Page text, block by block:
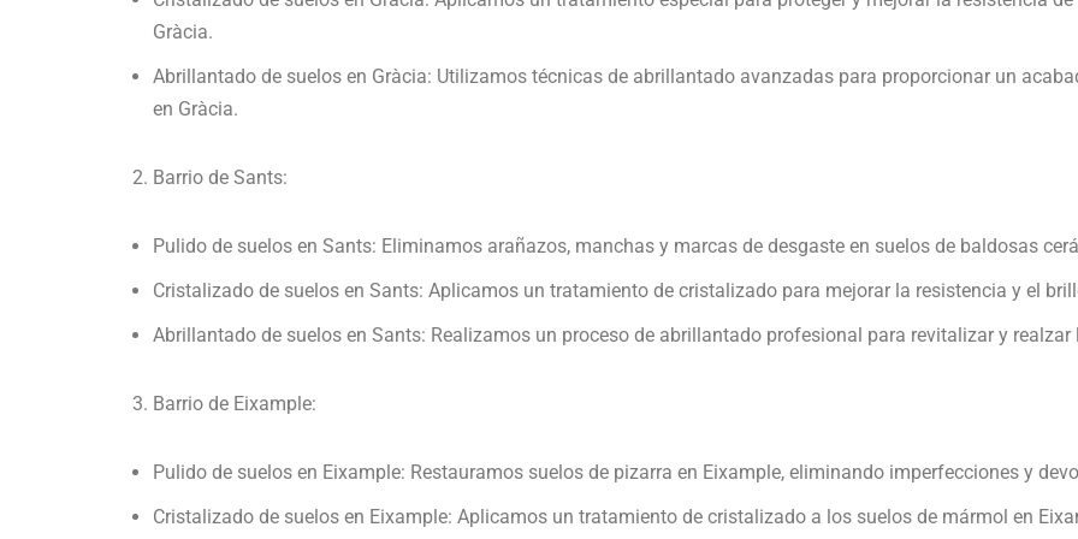
Gràcia.
Abrillantado de suelos en Gràcia: Utilizamos técnicas de abrillantado avanzadas para proporcionar un
en Gràcia.
Barrio de Sants:
Pulido de suelos en Sants: Eliminamos arañazos, manchas y marcas de desgaste en suelos de baldosas
Cristalizado de suelos en Sants: Aplicamos un tratamiento de cristalizado para mejorar la resistencia y el
Abrillantado de suelos en Sants: Realizamos un proceso de abrillantado profesional para revitalizar y
Barrio de Eixample:
Pulido de suelos en Eixample: Restauramos suelos de pizarra en Eixample, eliminando imperfecciones y
Cristalizado de suelos en Eixample: Aplicamos un tratamiento de cristalizado a los suelos de mármol en